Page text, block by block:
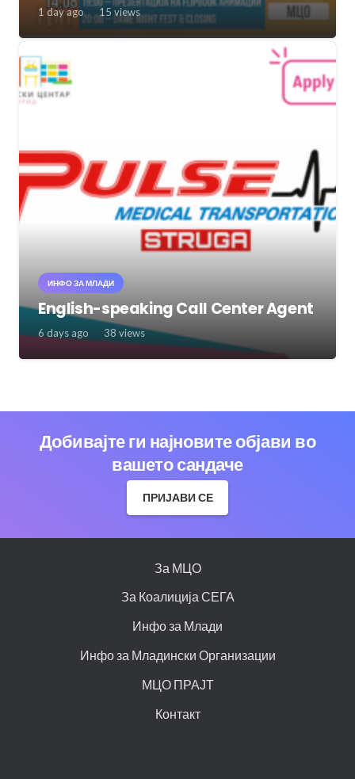
1 day ago 15 views
ИНФО ЗА МЛАДИ
English-speaking Call Center Agent
6 days ago 38 views
Добивајте ги најновите објави во
вашето сандаче
ПРИЈАВИ СЕ
За МЦО
За Коалиција СЕГА
Инфо за Млади
Инфо за Младински Организации
МЦО ПРАЈТ
Контакт